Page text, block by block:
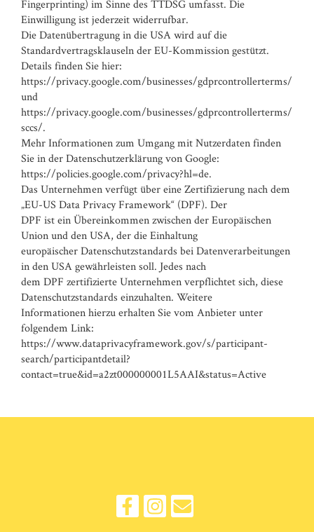
Fingerprinting) im Sinne des TTDSG umfasst. Die
Einwilligung ist jederzeit widerrufbar.
Die Datenübertragung in die USA wird auf die
Standardvertragsklauseln der EU-Kommission gestützt.
Details finden Sie hier:
https://privacy.google.com/businesses/gdprcontrollerterms/
und
https://privacy.google.com/businesses/gdprcontrollerterms/
sccs/.
Mehr Informationen zum Umgang mit Nutzerdaten finden
Sie in der Datenschutzerklärung von Google:
https://policies.google.com/privacy?hl=de.
Das Unternehmen verfügt über eine Zertifizierung nach dem
„EU-US Data Privacy Framework“ (DPF). Der
DPF ist ein Übereinkommen zwischen der Europäischen
Union und den USA, der die Einhaltung
europäischer Datenschutzstandards bei Datenverarbeitungen
in den USA gewährleisten soll. Jedes nach
dem DPF zertifizierte Unternehmen verpflichtet sich, diese
Datenschutzstandards einzuhalten. Weitere
Informationen hierzu erhalten Sie vom Anbieter unter
folgendem Link:
https://www.dataprivacyframework.gov/s/participant-
search/participantdetail?
contact=true&id=a2zt000000001L5AAI&status=Active